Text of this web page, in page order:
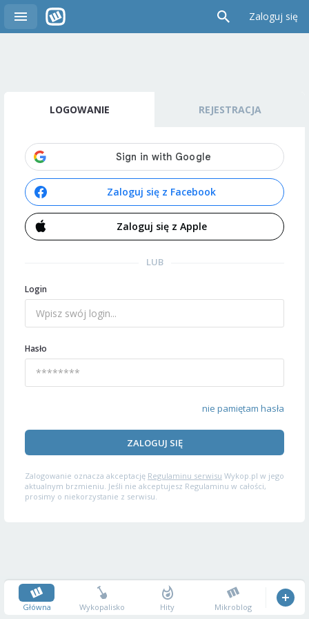
Zaloguj się
LOGOWANIE REJESTRACJA
Zaloguj się z Facebook
Zaloguj się z Apple
LUB
Login
Hasło
nie pamiętam hasła
ZALOGUJ SIĘ
Zalogowanie oznacza akceptację Regulaminu serwisu Wykop.pl w jego
aktualnym brzmieniu. Jeśli nie akceptujesz Regulaminu w całości,
prosimy o niekorzystanie z serwisu.
Główna Wykopalisko Hity Mikroblog